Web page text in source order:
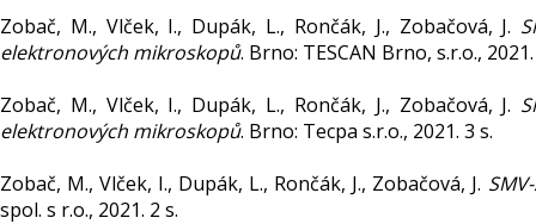
Zobač, M., Vlček, I., Dupák, L., Rončák, J., Zobačová, J.
elektronových mikroskopů. Brno: TESCAN Brno, s.r.o.,
Zobač, M., Vlček, I., Dupák, L., Rončák, J., Zobačová, J.
elektronových mikroskopů. Brno: Tecpa s.r.o., 2021. 3 s.
Zobač, M., Vlček, I., Dupák, L., Rončák, J., Zobačová, J.
spol. s r.o., 2021. 2 s.